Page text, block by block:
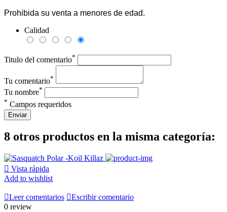
Prohibida su venta a menores de edad.
Calidad
Titulo del comentario*
Tu comentario*
Tu nombre*
* Campos requeridos
Enviar
8 otros productos en la misma categoría:
 Vista rápida
Add to wishlist
Leer comentarios Escribir comentario
0 review